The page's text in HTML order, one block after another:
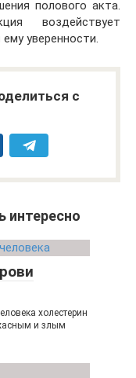
полового акта.
воздействует
уверенности.
с
холестерин
и злым